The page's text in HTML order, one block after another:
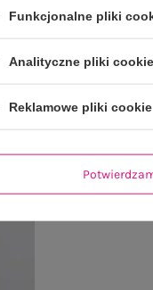
Funkcjonalne pliki
Analityczne pliki cookie
Reklamowe pliki cookie